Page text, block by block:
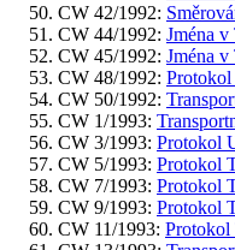
CW 42/1992:
CW 44/1992: Jména
CW 45/1992: Jména
CW 48/1992: Protokol
CW 50/1992:
CW 1/1993:
CW 3/1993: Protokol
CW 5/1993: Protokol
CW 7/1993: Protokol
CW 9/1993: Protokol
CW 11/1993: Protokol